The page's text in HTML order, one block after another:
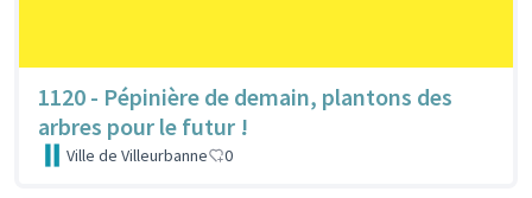
1120 - Pépinière de demain, plantons des
arbres pour le futur !
Ville de Villeurbanne 0